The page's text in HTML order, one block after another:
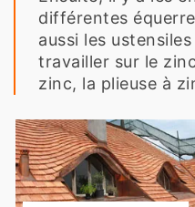
différentes
aussi les
travailler sur le
zinc, la plieuse à